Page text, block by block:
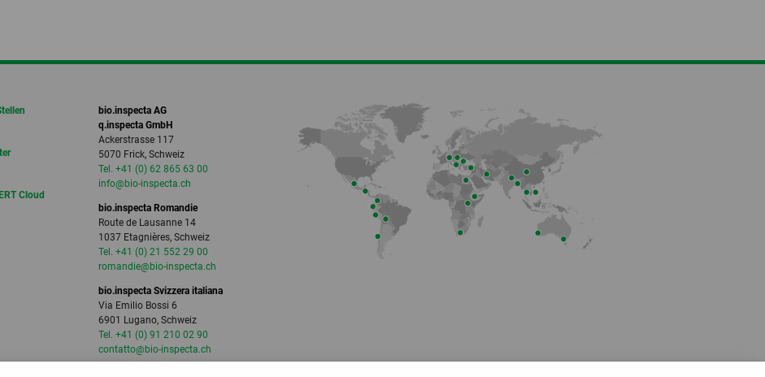
Cloud
bio.inspecta AG
q.inspecta GmbH
Ackerstrasse 117
5070 Frick, Schweiz
Tel. +41 (0) 62 865 63 00
info@bio-inspecta.ch
bio.inspecta Romandie
Route de Lausanne 14
1037 Etagnières, Schweiz
Tel. +41 (0) 21 552 29 00
romandie@bio-inspecta.ch
bio.inspecta Svizzera italiana
Via Emilio Bossi 6
6901 Lugano, Schweiz
Tel. +41 (0) 91 210 02 90
contatto@bio-inspecta.ch